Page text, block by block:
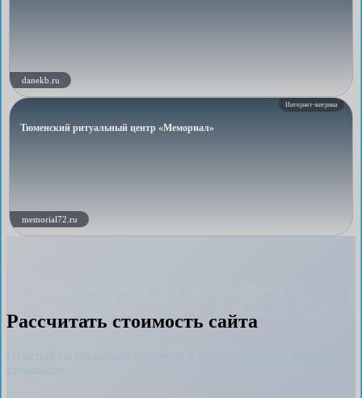
danekb.ru
Интернет-витрина
Тюменский ритуальный центр «Мемориал»
memorial72.ru
Рассчитать
Рассчитать стоимость сайта
Ответьте на несколько вопросов и получите информацию о
стоимости